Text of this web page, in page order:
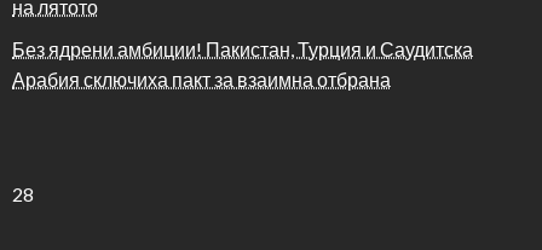
на лятото
Без ядрени амбиции! Пакистан, Турция и Саудитска
Арабия сключиха пакт за взаимна отбрана
28